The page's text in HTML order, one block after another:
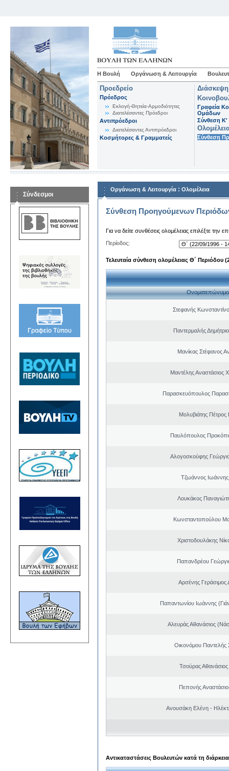
Η Βουλή Οργάνωση & Λειτουργία
Προεδρείο
Πρόεδρος
Εκλογή-Θητεία-Αρμοδιότητες
Διατελέσαντες Πρόεδροι
Αντιπρόεδροι
Διατελέσαντες Αντιπρόεδροι
Κοσμήτορες & Γραμματείς
Γραφεία
Ομάδων
Σύνθεση K'
Σύνθεση
Σύνδεσμοι
Οργάνωση & Λειτουργία : Ολομέλεια
Σύνθεση Προηγούμενων
Για να δείτε συνθέσεις ολομέλειας επιλέξτε την
Περίοδος:
Τελευταία σύνθεση ολομέλειας Θ΄ Περιόδου
Ονοματεπώνυμο
Στεφανής
Παντερμαλής
Μανίκας Στέφανος
Μαντέλης Αναστάσιος
Παρασκευόπουλος
Μολυβιάτης Πέτρος
Παυλόπουλος
Αλογοσκούφης
Τζωάννος Ιωάννης
Λουκάκος
Κωνσταντοπούλου
Χριστοδουλάκης
Παπανδρέου
Αρσένης Γεράσιμος
Παπαντωνίου Ιωάννης
Αλευράς Αθανάσιος
Οικονόμου Παντελής
Τσούρας
Πεπονής
Ανουσάκη Ελένη -
Αντικαταστάσεις Βουλευτών κατά τη